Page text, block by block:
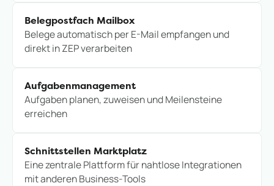
Belegpostfach Mailbox
Belege automatisch per E-Mail empfangen und
direkt in ZEP verarbeiten
Aufgabenmanagement
Aufgaben planen, zuweisen und Meilensteine
erreichen
Schnittstellen Marktplatz
Eine zentrale Plattform für nahtlose Integrationen
mit anderen Business-Tools